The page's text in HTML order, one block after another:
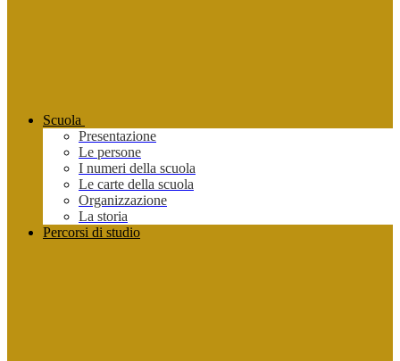
Scuola
Presentazione
Le persone
I numeri della scuola
Le carte della scuola
Organizzazione
La storia
Percorsi di studio